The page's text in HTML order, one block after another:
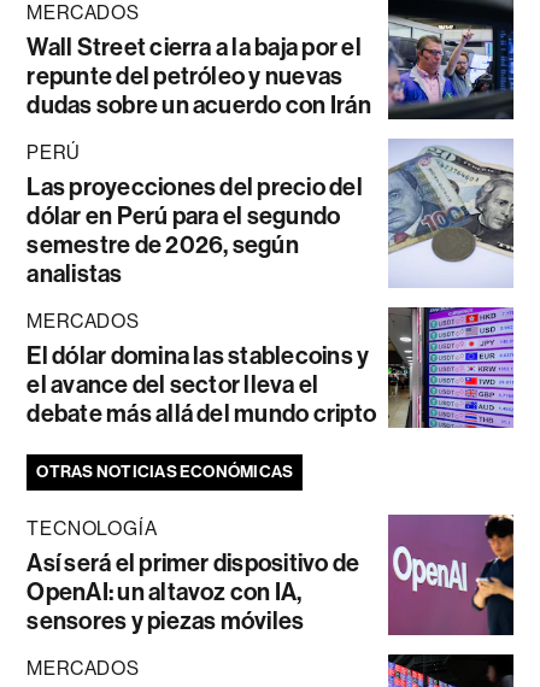
MERCADOS
Wall Street cierra a la baja por el
repunte del petróleo y nuevas
dudas sobre un acuerdo con Irán
PERÚ
Las proyecciones del precio del
dólar en Perú para el segundo
semestre de 2026, según
analistas
MERCADOS
El dólar domina las stablecoins y
el avance del sector lleva el
debate más allá del mundo cripto
OTRAS NOTICIAS ECONÓMICAS
TECNOLOGÍA
Así será el primer dispositivo de
OpenAI: un altavoz con IA,
sensores y piezas móviles
MERCADOS